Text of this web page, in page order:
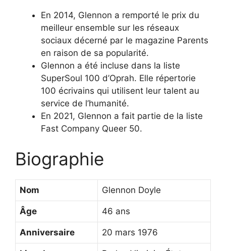
En 2014, Glennon a remporté le prix du
meilleur ensemble sur les réseaux
sociaux décerné par le magazine Parents
en raison de sa popularité.
Glennon a été incluse dans la liste
SuperSoul 100 d’Oprah. Elle répertorie
100 écrivains qui utilisent leur talent au
service de l’humanité.
En 2021, Glennon a fait partie de la liste
Fast Company Queer 50.
Biographie
Nom Glennon Doyle
Âge 46 ans
Anniversaire 20 mars 1976